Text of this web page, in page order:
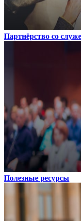
Партнёрство со
Полезные ресурсы